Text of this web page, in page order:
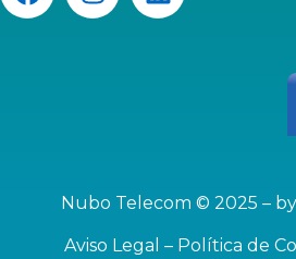
Nubo Telecom © 2025 – by
Aviso Legal – Política de